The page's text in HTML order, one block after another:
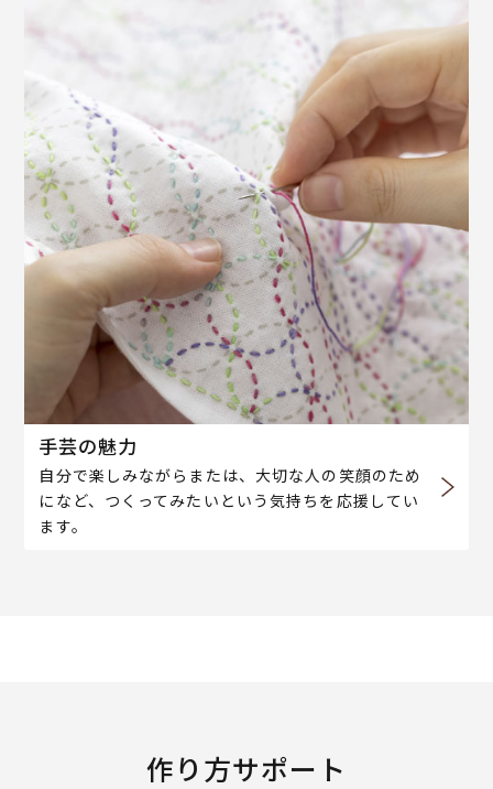
手芸の魅力
自分で楽しみながらまたは、大切な人の笑顔のため
になど、つくってみたいという気持ちを応援してい
ます。
作り方サポート